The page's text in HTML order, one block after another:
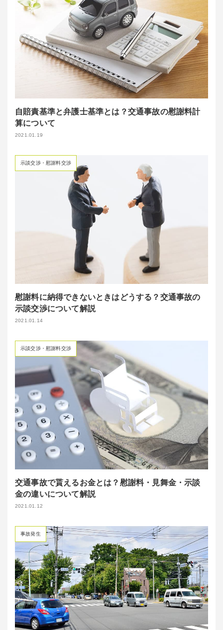
自賠責基準と弁護士基準とは？交通事故の慰謝料計
算について
2021.01.19
示談交渉・慰謝料交渉
慰謝料に納得できないときはどうする？交通事故の
示談交渉について解説
2021.01.14
示談交渉・慰謝料交渉
交通事故で貰えるお金とは？慰謝料・見舞金・示談
金の違いについて解説
2021.01.12
事故発生